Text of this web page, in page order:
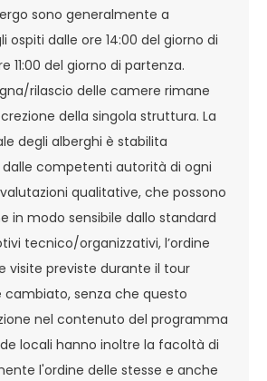
sono generalmente a
ospiti dalle ore 14:00 del giorno di
11:00 del giorno di partenza.
rilascio delle camere rimane
della singola struttura. La
degli alberghi è stabilita
competenti autorità di ogni
qualitative, che possono
in modo sensibile dallo standard
tecnico/organizzativi, l’ordine
visite previste durante il tour
cambiato, senza che questo
nel contenuto del programma
locali hanno inoltre la facoltà di
l'ordine delle stesse e anche